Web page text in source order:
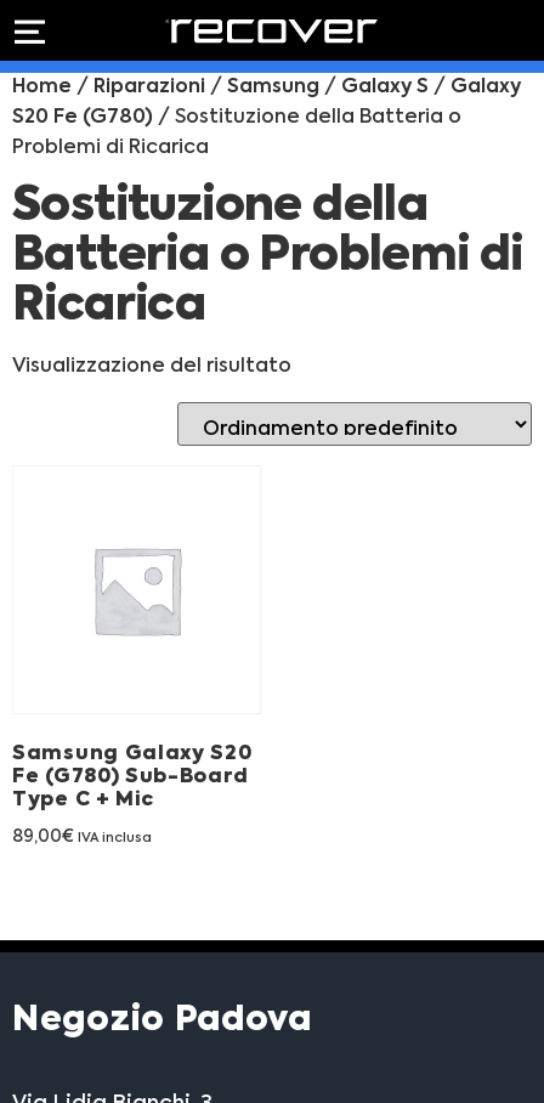
Preventivo online
Shop online
ACQUISTA IPHONE
Rivenditori B2B
Franchising
PADOVA
PREVENTIVO
Preventivo
online
RIPARAZIONE
IPHONE
schermo
Sostituzione
batteria
Home / Riparazioni / Samsung / Galaxy S / Galaxy
S20 Fe (G780) / Sostituzione della Batteria o
Problemi di Ricarica
Sostituzione della
Batteria o Problemi di
Ricarica
Visualizzazione del risultato
Samsung Galaxy S20
Fe (G780) Sub-Board
Type C + Mic
89,00€ IVA inclusa
Negozio Padova